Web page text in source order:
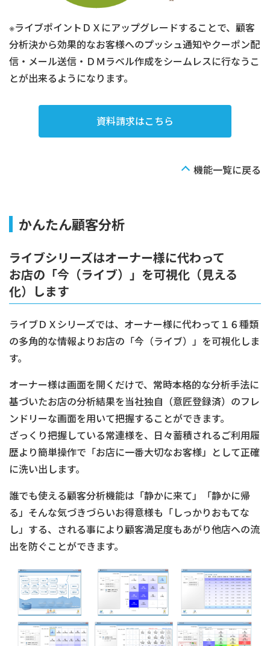
※ライブポイントＤＸにアップグレードすることで、顧客
分析決から効果的なお客様へのプッシュ通知やクーポン配
信・メール送信・ＤＭラベル作成をシームレスに行なうこ
とが出来るようになります。
資料請求はこちら
機能一覧に戻る
かんたん顧客分析
ライブシリーズはオーナー様に代わって
お店の「今（ライブ）」を可視化（見える
化）します
ライブＤＸシリーズでは、オーナー様に代わって１６種類
の多角的な情報よりお店の「今（ライブ）」を可視化しま
す。
オーナー様は画面を開くだけで、常時本格的な分析手法に
基づいたお店の分析結果を当社独自（意匠登録済）のフレ
ンドリーな画面を用いて把握することができます。
ざっくり把握している常連様を、日々蓄積されるご利用履
歴より簡単操作で「お店に一番大切なお客様」として正確
に洗い出します。
誰でも使える顧客分析機能は「静かに来て」「静かに帰
る」そんな気づきづらいお得意様も「しっかりおもてな
し」する、される事により顧客満足度もあがり他店への流
出を防ぐことができます。